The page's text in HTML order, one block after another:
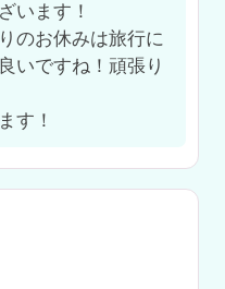
います！
のお休みは旅行に
いですね！頑張り
す！